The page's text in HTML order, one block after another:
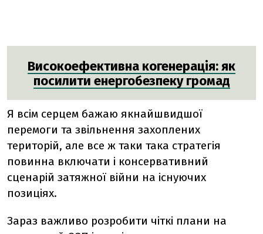
Високоефективна когенерація: як
посилити енергобезпеку громад
Я всім серцем бажаю якнайшвидшої
перемоги та звільнення захоплених
територій, але все ж таки така стратегія
повинна включати і консервативний
сценарій затяжної війни на існуючих
позиціях.
Зараз важливо розробити чіткі плани на